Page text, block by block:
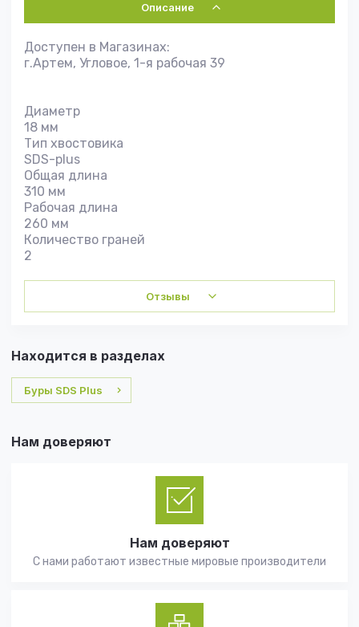
Описание
Доступен в Магазинах:
г.Артем, Угловое, 1-я рабочая 39
Диаметр
18 мм
Тип хвостовика
SDS-plus
Общая длина
310 мм
Рабочая длина
260 мм
Количество граней
2
Отзывы
Находится в разделах
Буры SDS Plus
Нам доверяют
Нам доверяют
С нами работают известные мировые производители